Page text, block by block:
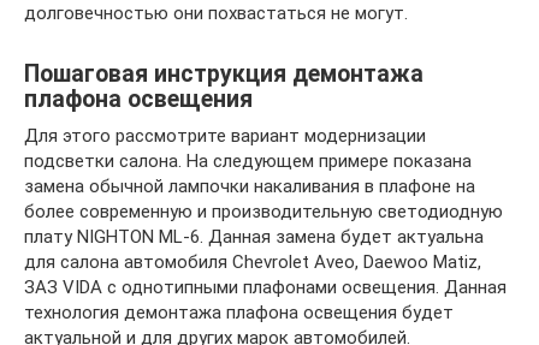
долговечностью они похвастаться не могут.
Пошаговая инструкция демонтажа
плафона освещения
Для этого рассмотрите вариант модернизации
подсветки салона. На следующем примере показана
замена обычной лампочки накаливания в плафоне на
более современную и производительную светодиодную
плату NIGHTON ML-6. Данная замена будет актуальна
для салона автомобиля Chevrolet Aveo, Daewoo Matiz,
ЗАЗ VIDA с однотипными плафонами освещения. Данная
технология демонтажа плафона освещения будет
актуальной и для других марок автомобилей.